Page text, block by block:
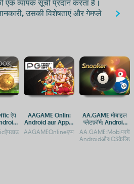
एक व्यापक सूची प्रदान करता है।
उसकी विशेषताएं और गेमप्ले
ऐप
पर
AAGAME Onlin:
Android aur Apple
ke liye pura guide
AA.GAME मोबाइल
प्लेटफ़ॉर्म: Android
और iOS पर गेम एक्सेस